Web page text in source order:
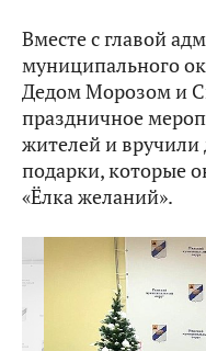
Вместе с главой
муниципального
Дедом Морозом и
праздничное
жителей и
подарки, которые
«Ёлка желаний».